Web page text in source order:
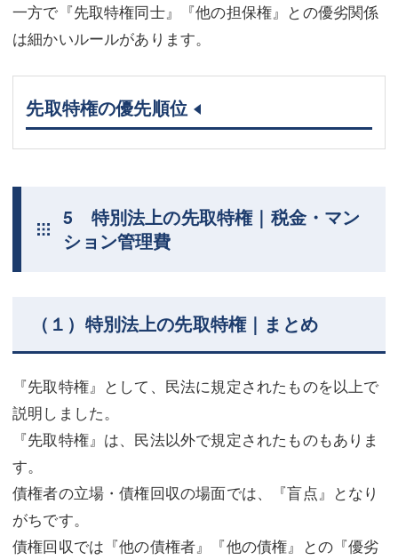
一方で『先取特権同士』『他の担保権』との優劣関係
は細かいルールがあります。
先取特権の優先順位
5 特別法上の先取特権｜税金・マン
ション管理費
（１）特別法上の先取特権｜まとめ
『先取特権』として、民法に規定されたものを以上で
説明しました。
『先取特権』は、民法以外で規定されたものもありま
す。
債権者の立場・債権回収の場面では、『盲点』となり
がちです。
債権回収では『他の債権者』『他の債権』との『優劣